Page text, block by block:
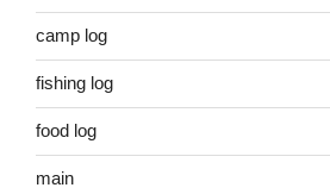
camp log
fishing log
food log
main